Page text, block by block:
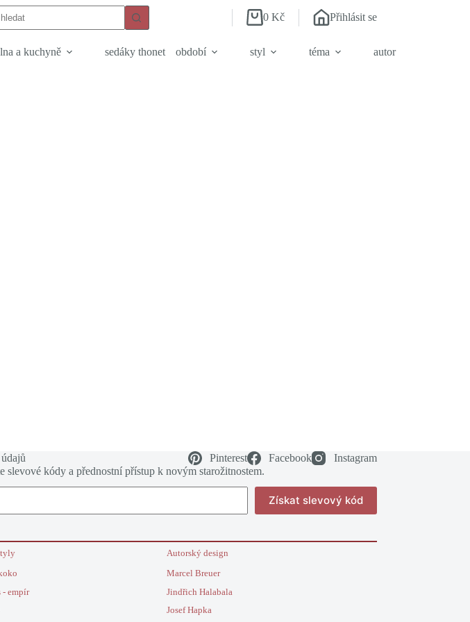
Shopping
0 Kč Přihlásit se
a kuchyně sedáky thonet období styl téma autor
Pinterest Facebook Instagram
slevové kódy a přednostní přístup k novým starožitnostem.
Získat slevový kód
- empír
Autorský design
Marcel Breuer
Jindřich Halabala
Josef Hapka